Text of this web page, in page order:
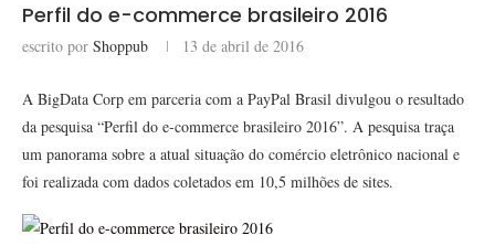
Perfil do e-commerce brasileiro 2016
escrito por Shoppub 13 de abril de 2016
A BigData Corp em parceria com a PayPal Brasil divulgou o resultado
da pesquisa “Perfil do e-commerce brasileiro 2016”. A pesquisa traça
um panorama sobre a atual situação do comércio eletrônico nacional e
foi realizada com dados coletados em 10,5 milhões de sites.